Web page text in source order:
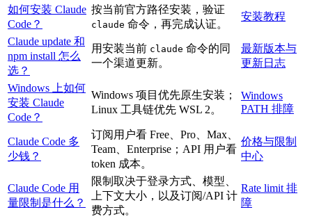
如何安装 Claude
Code？
按当前官方路径安装，验证
claude 命令，再完成认证。
安装教程
Claude update 和
npm install 怎么
选？
用安装当前 claude 命令的同
一个渠道更新。
最新版本与
更新日志
Windows 上如何
安装 Claude
Code？
Windows 项目优先原生安装；
Linux 工具链优先 WSL 2。
Windows
PATH 排障
Claude Code 多
少钱？
订阅用户看 Free、Pro、Max、
Team、Enterprise；API 用户看
token 成本。
价格与限制
中心
Claude Code 用
量限制是什么？
限制取决于登录方式、模型、
上下文大小，以及订阅/API 计
费方式。
Rate limit 排
障